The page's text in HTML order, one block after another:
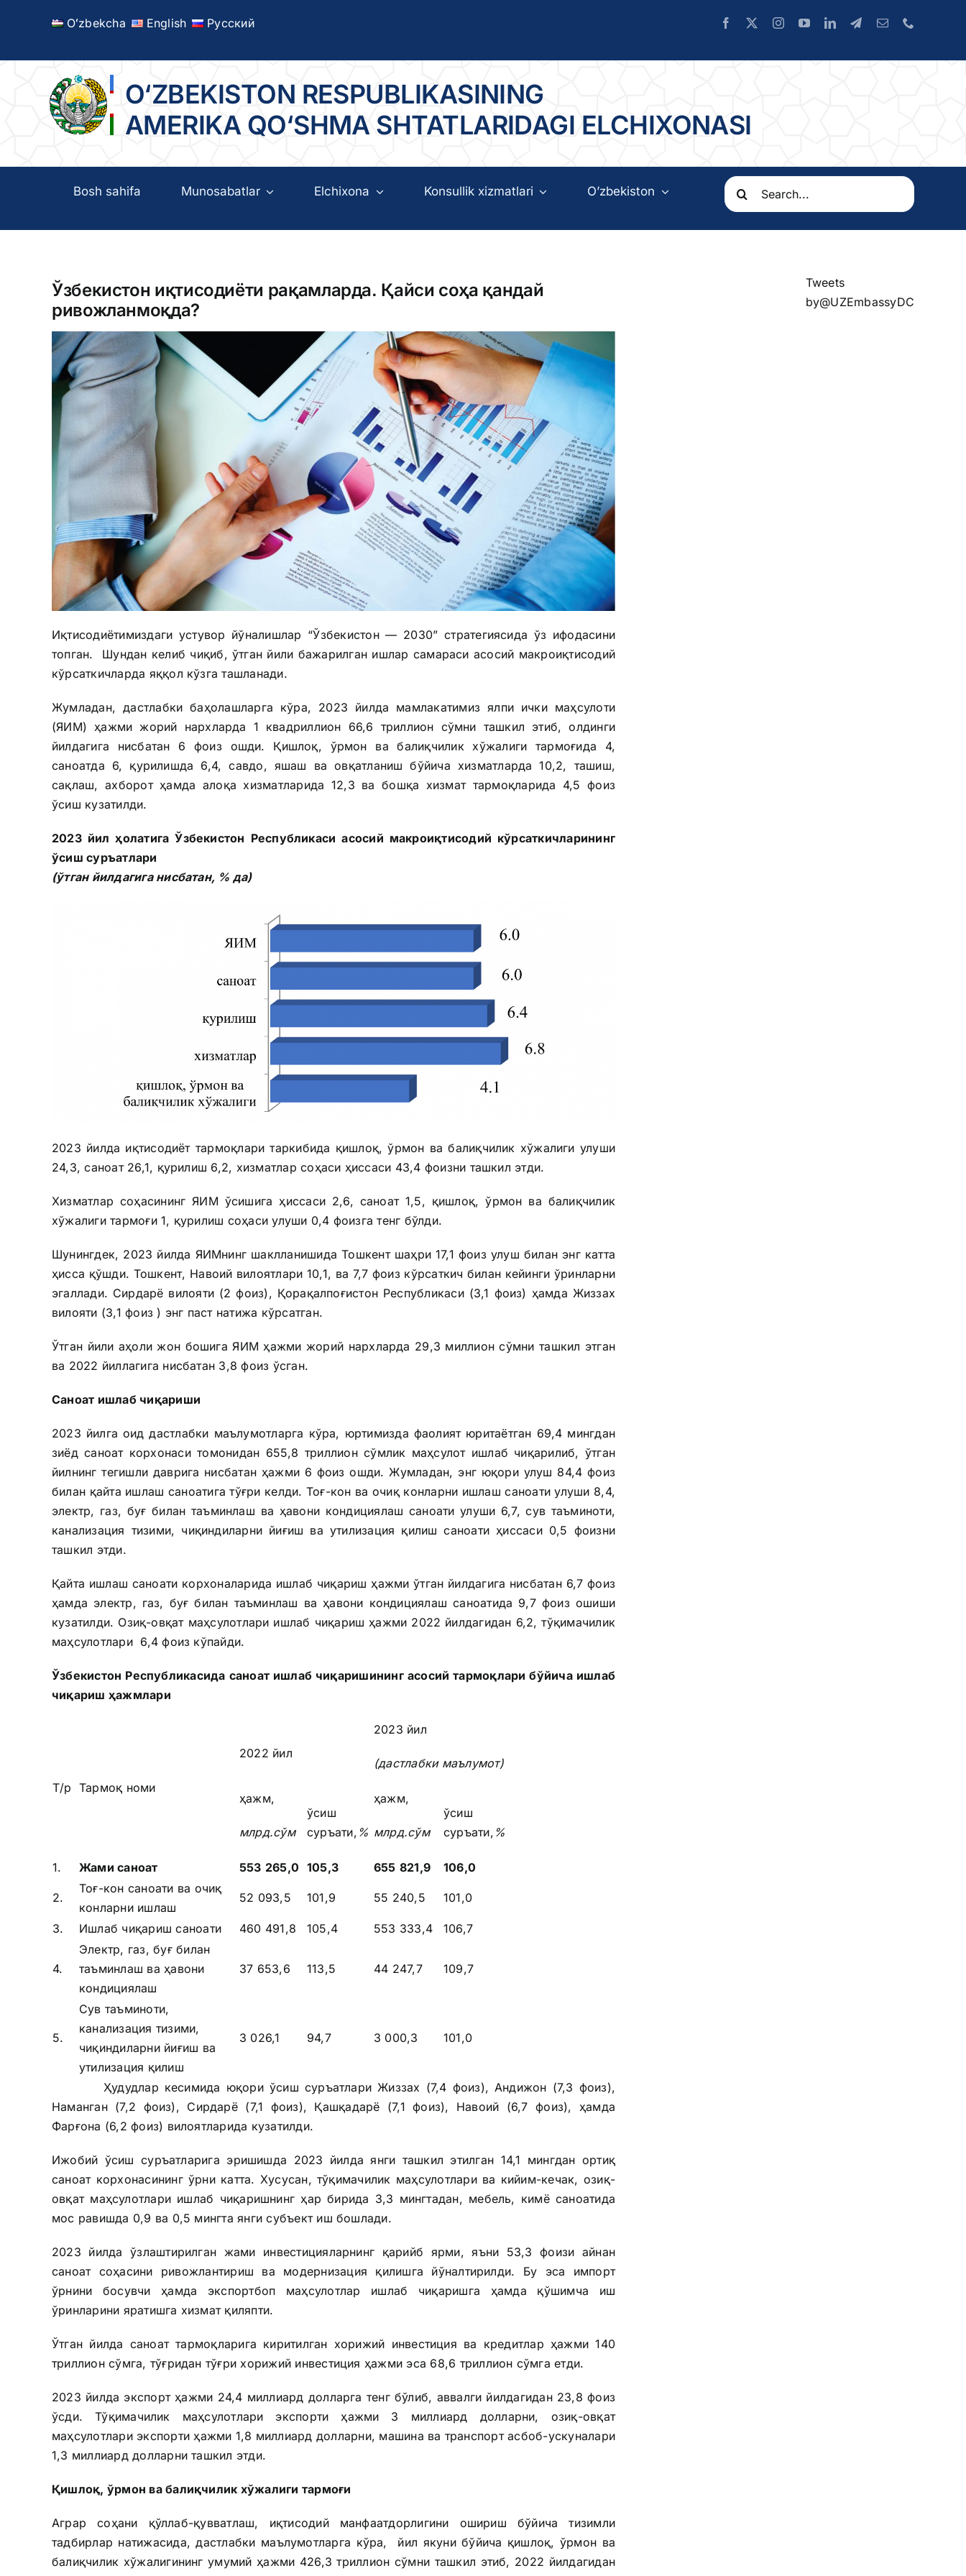
Oʻzbekcha English Русский
O‘ZBEKISTON RESPUBLIKASINING
AMERIKA QO‘SHMA SHTATLARIDAGI ELCHIXONASI
Bosh sahifa Munosabatlar Elchixona Konsullik xizmatlari O’zbekiston
Search
for:
Ўзбекистон иқтисодиёти рақамларда. Қайси соҳа қандай
ривожланмоқда?
Иқтисодиётимиздаги устувор йўналишлар “Ўзбекистон — 2030” стратегиясида ўз ифодасини
топган. Шундан келиб чиқиб, ўтган йили бажарилган ишлар самараси асосий макроиқтисодий
кўрсаткичларда яққол кўзга ташланади.
Жумладан, дастлабки баҳолашларга кўра, 2023 йилда мамлакатимиз ялпи ички маҳсулоти
(ЯИМ) ҳажми жорий нархларда 1 квадриллион 66,6 триллион сўмни ташкил этиб, олдинги
йилдагига нисбатан 6 фоиз ошди. Қишлоқ, ўрмон ва балиқчилик хўжалиги тармоғида 4,
саноатда 6, қурилишда 6,4, савдо, яшаш ва овқатланиш бўйича хизматларда 10,2, ташиш,
сақлаш, ахборот ҳамда алоқа хизматларида 12,3 ва бошқа хизмат тармоқларида 4,5 фоиз
ўсиш кузатилди.
2023 йил ҳолатига Ўзбекистон Республикаси асосий макроиқтисодий кўрсаткичларининг
ўсиш суръатлари
(ўтган йилдагига нисбатан, % да)
2023 йилда иқтисодиёт тармоқлари таркибида қишлоқ, ўрмон ва балиқчилик хўжалиги улуши
24,3, саноат 26,1, қурилиш 6,2, хизматлар соҳаси ҳиссаси 43,4 фоизни ташкил этди.
Хизматлар соҳасининг ЯИМ ўсишига ҳиссаси 2,6, саноат 1,5, қишлоқ, ўрмон ва балиқчилик
хўжалиги тармоғи 1, қурилиш соҳаси улуши 0,4 фоизга тенг бўлди.
Шунингдек, 2023 йилда ЯИМнинг шаклланишида Тошкент шаҳри 17,1 фоиз улуш билан энг катта
ҳисса қўшди. Тошкент, Навоий вилоятлари 10,1, ва 7,7 фоиз кўрсаткич билан кейинги ўринларни
эгаллади. Сирдарё вилояти (2 фоиз), Қорақалпоғистон Республикаси (3,1 фоиз) ҳамда Жиззах
вилояти (3,1 фоиз ) энг паст натижа кўрсатган.
Ўтган йили аҳоли жон бошига ЯИМ ҳажми жорий нархларда 29,3 миллион сўмни ташкил этган
ва 2022 йиллагига нисбатан 3,8 фоиз ўсган.
Саноат ишлаб чиқариши
2023 йилга оид дастлабки маълумотларга кўра, юртимизда фаолият юритаётган 69,4 мингдан
зиёд саноат корхонаси томонидан 655,8 триллион сўмлик маҳсулот ишлаб чиқарилиб, ўтган
йилнинг тегишли даврига нисбатан ҳажми 6 фоиз ошди. Жумладан, энг юқори улуш 84,4 фоиз
билан қайта ишлаш саноатига тўғри келди. Тоғ-кон ва очиқ конларни ишлаш саноати улуши 8,4,
электр, газ, буғ билан таъминлаш ва ҳавони кондициялаш саноати улуши 6,7, сув таъминоти,
канализация тизими, чиқиндиларни йиғиш ва утилизация қилиш саноати ҳиссаси 0,5 фоизни
ташкил этди.
Қайта ишлаш саноати корхоналарида ишлаб чиқариш ҳажми ўтган йилдагига нисбатан 6,7 фоиз
ҳамда электр, газ, буғ билан таъминлаш ва ҳавони кондициялаш саноатида 9,7 фоиз ошиши
кузатилди. Озиқ-овқат маҳсулотлари ишлаб чиқариш ҳажми 2022 йилдагидан 6,2, тўқимачилик
маҳсулотлари 6,4 фоиз кўпайди.
Ўзбекистон Республикасида саноат ишлаб чиқаришининг асосий тармоқлари бўйича ишлаб
чиқариш ҳажмлари
Т/р Тармоқ номи
2022 йил
2023 йил
(дастлабки маълумот)
ҳажм,
млрд.сўм
ўсиш
суръати, %
ҳажм,
млрд.сўм
ўсиш
суръати, %
1. Жами саноат 553 265,0 105,3 655 821,9 106,0
2.
Тоғ-кон саноати ва очиқ
конларни ишлаш
52 093,5 101,9 55 240,5 101,0
3. Ишлаб чиқариш саноати 460 491,8 105,4 553 333,4 106,7
4.
Электр, газ, буғ билан
таъминлаш ва ҳавони
кондициялаш
37 653,6 113,5 44 247,7 109,7
5.
Сув таъминоти,
канализация тизими,
чиқиндиларни йиғиш ва
утилизация қилиш
3 026,1 94,7 3 000,3 101,0
Ҳудудлар кесимида юқори ўсиш суръатлари Жиззах (7,4 фоиз), Андижон (7,3 фоиз),
Наманган (7,2 фоиз), Сирдарё (7,1 фоиз), Қашқадарё (7,1 фоиз), Навоий (6,7 фоиз), ҳамда
Фарғона (6,2 фоиз) вилоятларида кузатилди.
Ижобий ўсиш суръатларига эришишда 2023 йилда янги ташкил этилган 14,1 мингдан ортиқ
саноат корхонасининг ўрни катта. Хусусан, тўқимачилик маҳсулотлари ва кийим-кечак, озиқ-
овқат маҳсулотлари ишлаб чиқаришнинг ҳар бирида 3,3 мингтадан, мебель, кимё саноатида
мос равишда 0,9 ва 0,5 мингта янги субъект иш бошлади.
2023 йилда ўзлаштирилган жами инвестицияларнинг қарийб ярми, яъни 53,3 фоизи айнан
саноат соҳасини ривожлантириш ва модернизация қилишга йўналтирилди. Бу эса импорт
ўрнини босувчи ҳамда экспортбоп маҳсулотлар ишлаб чиқаришга ҳамда қўшимча иш
ўринларини яратишга хизмат қиляпти.
Ўтган йилда саноат тармоқларига киритилган хорижий инвестиция ва кредитлар ҳажми 140
триллион сўмга, тўғридан тўғри хорижий инвестиция ҳажми эса 68,6 триллион сўмга етди.
2023 йилда экспорт ҳажми 24,4 миллиард долларга тенг бўлиб, аввалги йилдагидан 23,8 фоиз
ўсди. Тўқимачилик маҳсулотлари экспорти ҳажми 3 миллиард долларни, озиқ-овқат
маҳсулотлари экспорти ҳажми 1,8 миллиард долларни, машина ва транспорт асбоб-ускуналари
1,3 миллиард долларни ташкил этди.
Қишлоқ, ўрмон ва балиқчилик хўжалиги тармоғи
Аграр соҳани қўллаб-қувватлаш, иқтисодий манфаатдорлигини ошириш бўйича тизимли
тадбирлар натижасида, дастлабки маълумотларга кўра, йил якуни бўйича қишлоқ, ўрмон ва
балиқчилик хўжалигининг умумий ҳажми 426,3 триллион сўмни ташкил этиб, 2022 йилдагидан
Tweets
by@UZEmbassyDC